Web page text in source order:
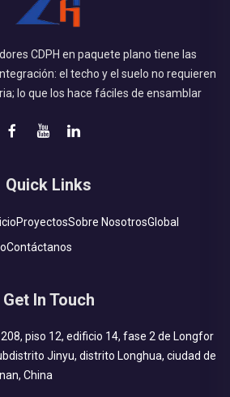
CDPH en paquete plano tiene las
el techo y el suelo no requieren
lo que los hace fáciles de ensamblar
Quick Links
ProyectosSobre NosotrosGlobal
Contáctanos
Get In Touch
piso 12, edificio 14, fase 2 de Longfor
Jinyu, distrito Longhua, ciudad de
China